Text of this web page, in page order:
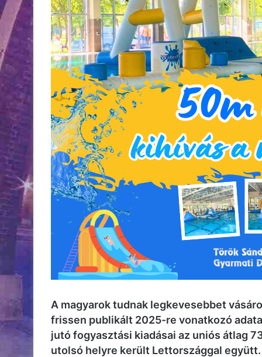
A magyarok tudnak legkevesebbet
frissen publikált 2025-re vonatkozó
jutó fogyasztási kiadásai az uniós átlag
utolsó helyre került Lettországgal együtt.